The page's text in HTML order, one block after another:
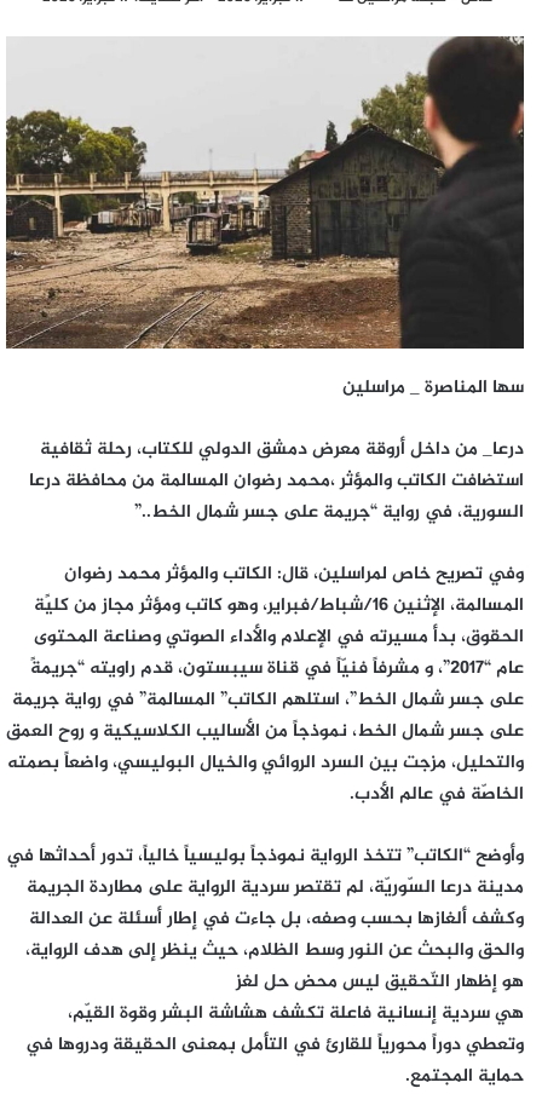
سها المناصرة _ مراسلين
درعا_ من داخل أروقة معرض دمشق الدولي للكتاب، رحلة ثقافية
استضافت الكاتب والمؤثر ،محمد رضوان المسالمة من محافظة درعا
السورية، في رواية “جريمة على جسر شمال الخط..”
وفي تصريح خاص لمراسلين، قال: الكاتب والمؤثر محمد رضوان
المسالمة، الإثنين 16/شباط/فبراير، وهو كاتب ومؤثر مجاز من كليًة
الحقوق، بدأ مسيرته في الإعلام والأداء الصوتي وصناعة المحتوى
عام “2017”، و مشرفاً فنيّاً في قناة سيبستون، قدم راويته “جريمةً
على جسر شمال الخط”، استلهم الكاتب” المسالمة” في رواية جريمة
على جسر شمال الخط، نموذجاً من الأساليب الكلاسيكية و روح العمق
والتحليل، مزجت بين السرد الروائي والخيال البوليسي، واضعاً بصمته
الخاصّة في عالم الأدب.
وأوضح “الكاتب” تتخذ الرواية نموذجاً بوليسياً خالياً، تدور أحداثها في
مدينة درعا السّوريّة، لم تقتصر سردية الرواية على مطاردة الجريمة
وكشف ألغازها بحسب وصفه، بل جاءت في إطار أسئلة عن العدالة
والحق والبحث عن النور وسط الظلام، حيث ينظر إلى هدف الرواية،
هو إظهار التّحقيق ليس محض حل لغز
هي سردية إنسانية فاعلة تكشف هشاشة البشر وقوة القيّم،
وتعطي دوراً محورياً للقارئ في التأمل بمعنى الحقيقة ودروها في
حماية المجتمع.